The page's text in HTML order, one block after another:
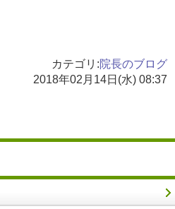
カテゴリ:院長のブログ
2018年02月14日(水) 08:37